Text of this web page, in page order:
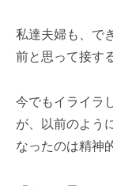
私達夫婦も、で
前と思って接す
今でもイライラ
が、以前のよう
なったのは精神